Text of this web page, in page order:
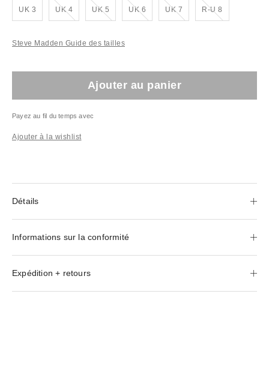
UK 3 UK 4
En rupture de stock ! UK 5
En rupture de stock ! UK 6
En rupture de stock ! UK 7
En rupture de stock ! R-U 8
En rupture de stock !
Steve Madden Guide des tailles
Ajouter au panier
Payez au fil du temps avec
Ajouter à la wishlist
Détails
Informations sur la conformité
Expédition + retours